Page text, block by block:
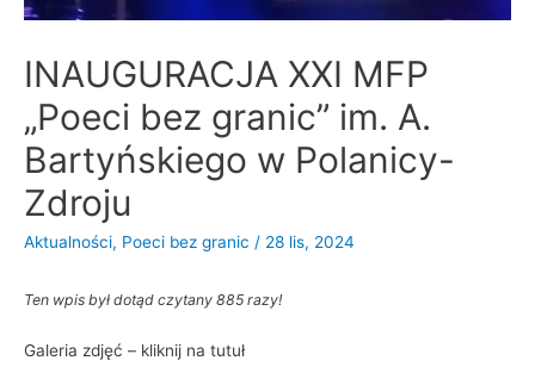
INAUGURACJA XXI MFP
„Poeci bez granic” im. A.
Bartyńskiego w Polanicy-
Zdroju
Aktualności, Poeci bez granic / 28 lis, 2024
Ten wpis był dotąd czytany 885 razy!
Galeria zdjęć – kliknij na tutuł